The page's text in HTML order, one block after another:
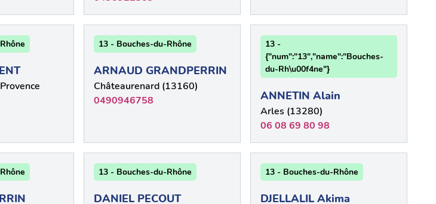
13 - Bouches-du-Rhône
ARNAUD GRANDPERRIN
Châteaurenard (13160)
0490946758
13 -
{"num":"13","name":"Bouches-
du-Rh\u00f4ne"}
ANNETIN Alain
Arles (13280)
06 08 69 80 98
13 - Bouches-du-Rhône
DANIEL PECOUT
13 - Bouches-du-Rhône
DJELLALIL Akima